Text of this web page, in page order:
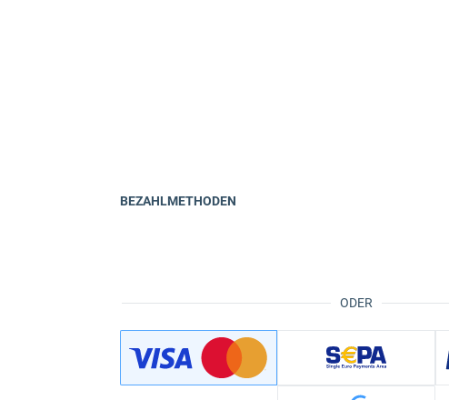
ODER
BEZAHLMETHODEN